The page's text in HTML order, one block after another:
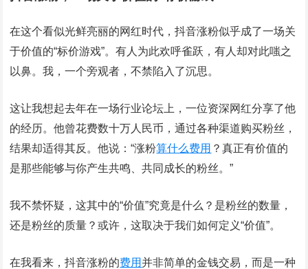
在这个看似光鲜亮丽的网红时代，抖音涨粉似乎成了一场关
于价值的“标价游戏”。有人为此欢呼雀跃，有人却对此嗤之
以鼻。我，一个旁观者，不禁陷入了沉思。
这让我想起去年在一场行业论坛上，一位资深网红分享了他
的经历。他曾花费数十万人民币，通过各种渠道购买粉丝，
结果却适得其反。他说：“涨粉算什么费用 ？真正有价值的
是那些能够与你产生共鸣、共同成长的粉丝。”
我不禁怀疑，这其中的“价值”究竟是什么？是粉丝的数量，
还是粉丝的质量？或许，这取决于我们如何定义“价值”。
在我看来，抖音涨粉的费用并非简单的金钱交易，而是一种